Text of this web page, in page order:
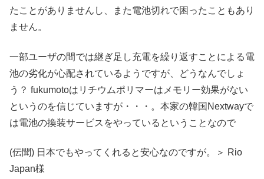
たことがありませんし、また電池切れで困ったこともあり
ません。
一部ユーザの間では継ぎ足し充電を繰り返すことによる電
池の劣化が心配されているようですが、どうなんでしょ
う？ fukumotoはリチウムポリマーはメモリー効果がない
というのを信じていますが・・・。本家の韓国Nextwayで
は電池の換装サービスをやっているということなので
(伝聞) 日本でもやってくれると安心なのですが。＞ Rio
Japan様